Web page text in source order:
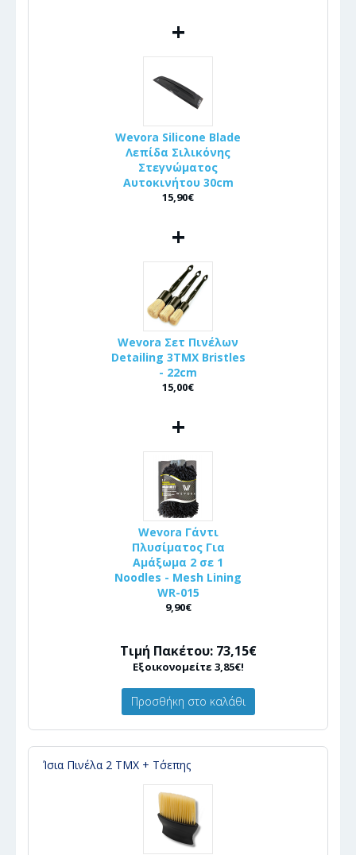
+
Wevora Silicone Blade
Λεπίδα Σιλικόνης
Στεγνώματος
Αυτοκινήτου 30cm
15,90€
+
Wevora Σετ Πινέλων
Detailing 3ΤΜΧ Bristles
- 22cm
15,00€
+
Wevora Γάντι
Πλυσίματος Για
Αμάξωμα 2 σε 1
Noodles - Mesh Lining
WR-015
9,90€
Τιμή Πακέτου: 73,15€
Εξοικονομείτε 3,85€!
Προσθήκη στο καλάθι
Ίσια Πινέλα 2 ΤΜΧ + Τ΄σεπης